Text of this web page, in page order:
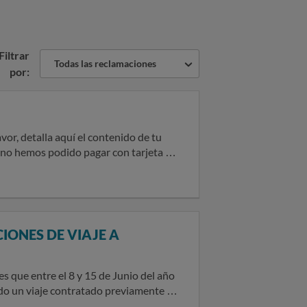
Filtrar
por:
Todas las reclamaciones
ha originado bastante
de ello tema importante para
pero no lo ponen. Por otro lado no
puede ser nombre, apellidos,
DE VIAJE A
un viaje contratado previamente a